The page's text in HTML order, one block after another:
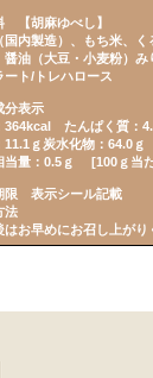
【胡麻ゆべし】
国内製造）、もち米、く
醤油（大豆・小麦粉）み
ート/トレハロース
分表示
364kcal たんぱく質：
11.1ｇ炭水化物：64.0ｇ
当量：0.5ｇ [100ｇ当
限 表示シール記載
法
はお早めにお召し上がり